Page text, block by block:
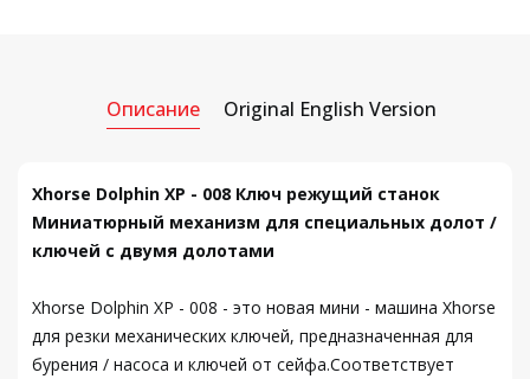
Описание Original English Version
Xhorse Dolphin XP - 008 Ключ режущий станок
Миниатюрный механизм для специальных долот /
ключей с двумя долотами
Xhorse Dolphin XP - 008 - это новая мини - машина Xhorse
для резки механических ключей, предназначенная для
бурения / насоса и ключей от сейфа.Соответствует